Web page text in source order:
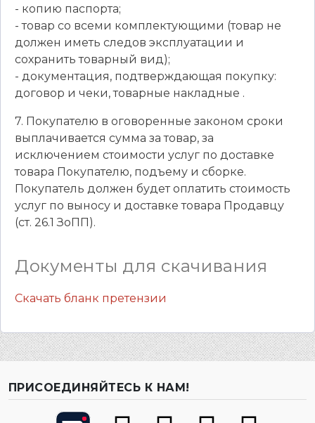
- копию паспорта;
- товар со всеми комплектующими (товар не
должен иметь следов эксплуатации и
сохранить товарный вид);
- документация, подтверждающая покупку:
договор и чеки, товарные накладные .
7. Покупателю в оговоренные законом сроки
выплачивается сумма за товар, за
исключением стоимости услуг по доставке
товара Покупателю, подъему и сборке.
Покупатель должен будет оплатить стоимость
услуг по выносу и доставке товара Продавцу
(ст. 26.1 ЗоПП).
Документы для скачивания
Скачать бланк претензии
ПРИСОЕДИНЯЙТЕСЬ К НАМ!